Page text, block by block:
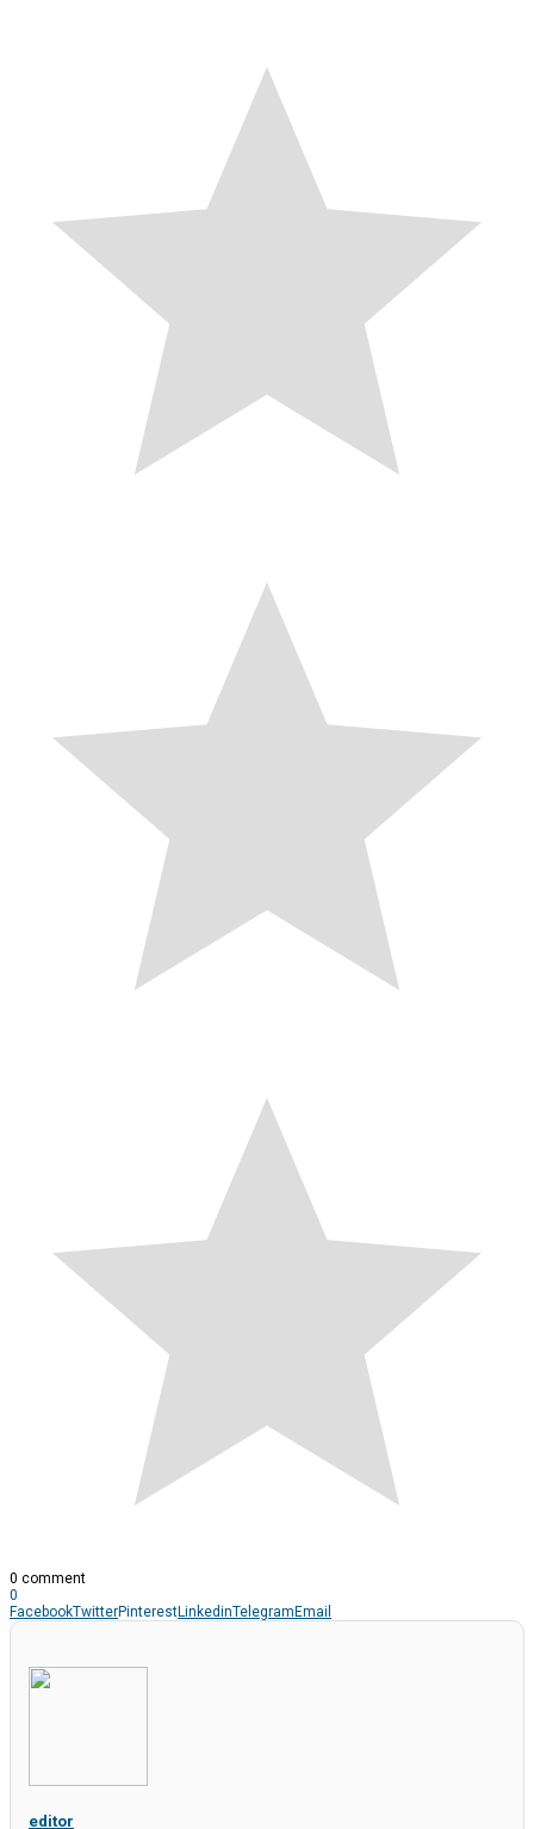
0 comment
0
FacebookTwitterPinterestLinkedinTelegramEmail
editor